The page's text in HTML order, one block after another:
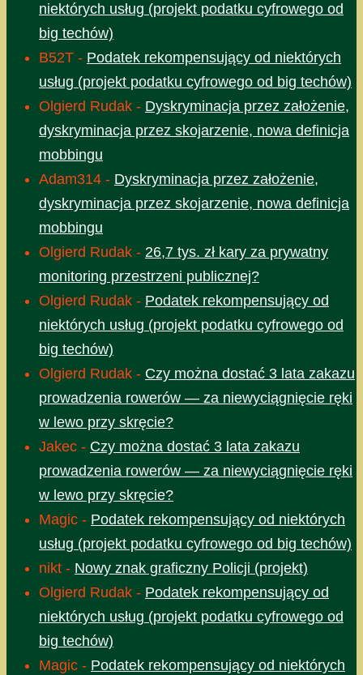
niektórych usług (projekt podatku cyfrowego od
big techów)
B52T - Podatek rekompensujący od niektórych
usług (projekt podatku cyfrowego od big techów)
Olgierd Rudak - Dyskryminacja przez założenie,
dyskryminacja przez skojarzenie, nowa definicja
mobbingu
Adam314 - Dyskryminacja przez założenie,
dyskryminacja przez skojarzenie, nowa definicja
mobbingu
Olgierd Rudak - 26,7 tys. zł kary za prywatny
monitoring przestrzeni publicznej?
Olgierd Rudak - Podatek rekompensujący od
niektórych usług (projekt podatku cyfrowego od
big techów)
Olgierd Rudak - Czy można dostać 3 lata zakazu
prowadzenia rowerów — za niewyciągnięcie ręki
w lewo przy skręcie?
Jakec - Czy można dostać 3 lata zakazu
prowadzenia rowerów — za niewyciągnięcie ręki
w lewo przy skręcie?
Magic - Podatek rekompensujący od niektórych
usług (projekt podatku cyfrowego od big techów)
nikt - Nowy znak graficzny Policji (projekt)
Olgierd Rudak - Podatek rekompensujący od
niektórych usług (projekt podatku cyfrowego od
big techów)
Magic - Podatek rekompensujący od niektórych